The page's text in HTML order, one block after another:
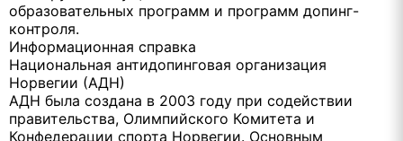
образовательных программ и программ допинг-
контроля.
Информационная справка
Национальная антидопинговая организация
Норвегии (АДН)
АДН была создана в 2003 году при содействии
правительства, Олимпийского Комитета и
Конфедерации спорта Норвегии. Основным